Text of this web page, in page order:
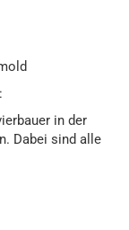
in der
Dabei sind alle